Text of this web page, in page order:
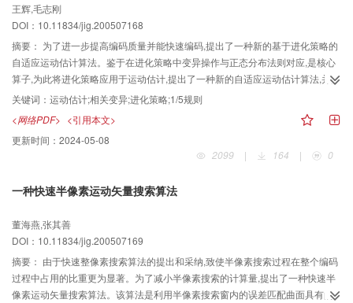
王辉,毛志刚
DOI：10.11834/jig.200507168
摘要： 为了进一步提高编码质量并能快速编码,提出了一种新的基于进化策略的
自适应运动估计算法。鉴于在进化策略中变异操作与正态分布法则对应,是核心
算子,为此将进化策略应用于运动估计,提出了一种新的自适应运动估计算法,并第
1次将运动方向信息作为变量引入运动估计算法,同时改进了步长自适应控制机
制,以便进一步提高算法的收敛速率,同时采用种群规模的自适应控制,降低了算法
的复杂度。试验结果表明,该算法的性能与全搜索算法相近,而复杂度略大于三步
法。由于其具有低复杂度和进化算法的内在并行性的特点,故该算法适合硬件实
关键词： 运动估计;相关变异;进化策略;1/5规则
<网络PDF> <引用本文>
更新时间： 2024-05-08
2099
| 164 | 0
一种快速半像素运动矢量搜索算法
董海燕,张其善
DOI：10.11834/jig.200507169
摘要： 由于快速整像素搜索算法的提出和采纳,致使半像素搜索过程在整个编码
过程中占用的比重更为显著。为了减小半像素搜索的计算量,提出了一种快速半
像素运动矢量搜索算法。该算法是利用半像素搜索窗内的误差匹配曲面具有的